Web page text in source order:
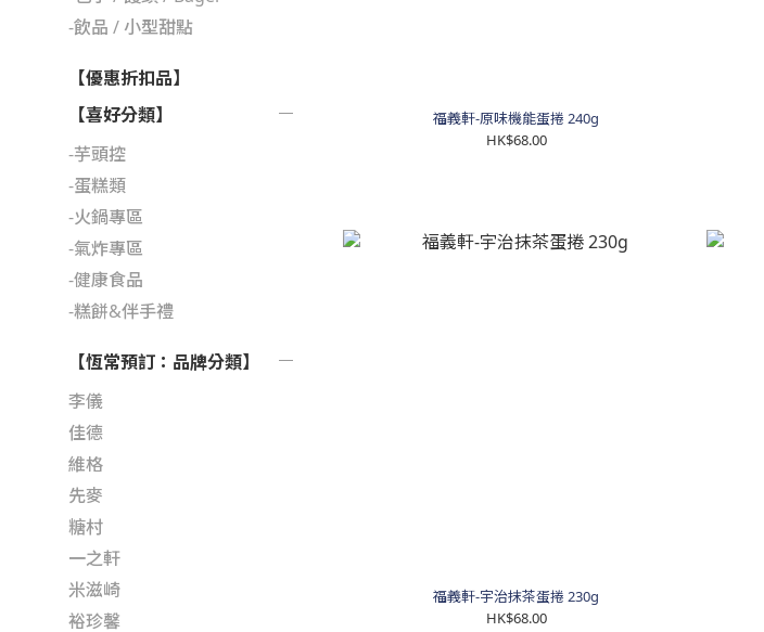
-飲品 / 小型甜點
【優惠折扣品】
【喜好分類】
-芋頭控
-蛋糕類
-火鍋專區
-氣炸專區
-健康食品
-糕餅&伴手禮
【恆常預訂：品牌分類】
李儀
佳德
維格
先麥
糖村
一之軒
米滋崎
裕珍馨
福義軒-原味機能蛋捲 240g
HK$68.00
福義軒-宇治抹茶蛋捲 230g
HK$68.00